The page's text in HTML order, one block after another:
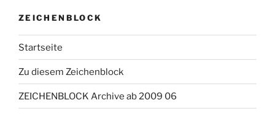
ZEICHENBLOCK
Startseite
Zu diesem Zeichenblock
ZEICHENBLOCK Archive ab 2009 06